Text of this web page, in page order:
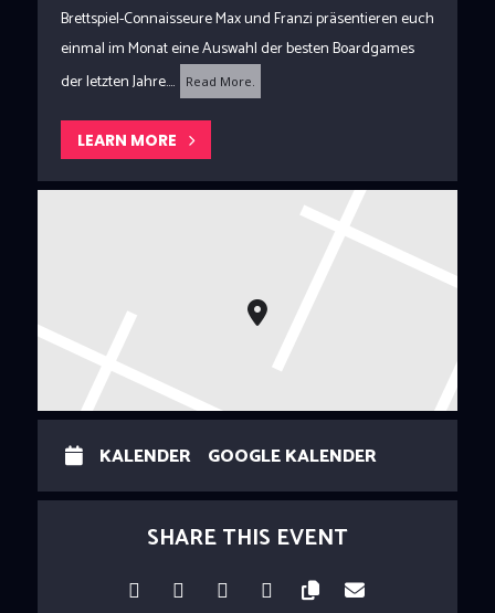
Brettspiel-Connaisseure Max und Franzi präsentieren euch
einmal im Monat eine Auswahl der besten Boardgames
der letzten Jahre....
Read More.
LEARN MORE
KALENDER GOOGLE KALENDER
SHARE THIS EVENT